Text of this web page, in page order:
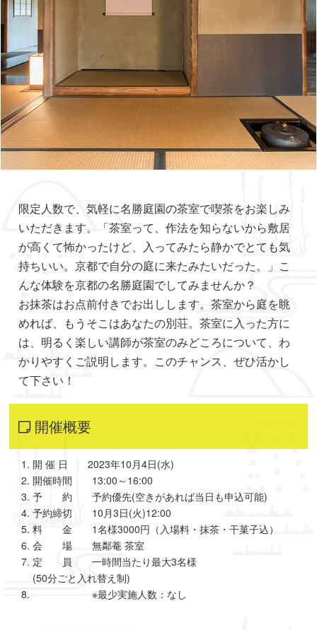
限定人数で、気軽に名勝庭園の茶室で喫茶をお楽しみ
いただきます。「茶室って、作法を知らないから敷居
が高くて怖かったけど、入ってみたら静かでとても気
持ちいい。京都で自分の庭に来たみたいだった。」こ
んな体験を京都の名勝庭園でしてみませんか？
お抹茶はお点前付きでお出しします。茶室から庭を眺
めれば、もうそこはあなたの別荘。茶室に入った方に
は、明るく楽しい講師が茶室のみどころについて、わ
かりやすくご説明します。このチャンス、ぜひ活かし
て下さい！
開催概要
開 催 日 2023年10月4日(水)
開催時間 13:00～16:00
予 約 予約優先(空きがあれば当日も申込可能)
予約締切 10月3日(火)12:00
料 金 1名様3000円（入場料・抹茶・干菓子込）
会 場 無鄰菴 茶室
定 員 一時間当たり最大3名様
(50分ごと入れ替え制)
※最少実施人数：なし